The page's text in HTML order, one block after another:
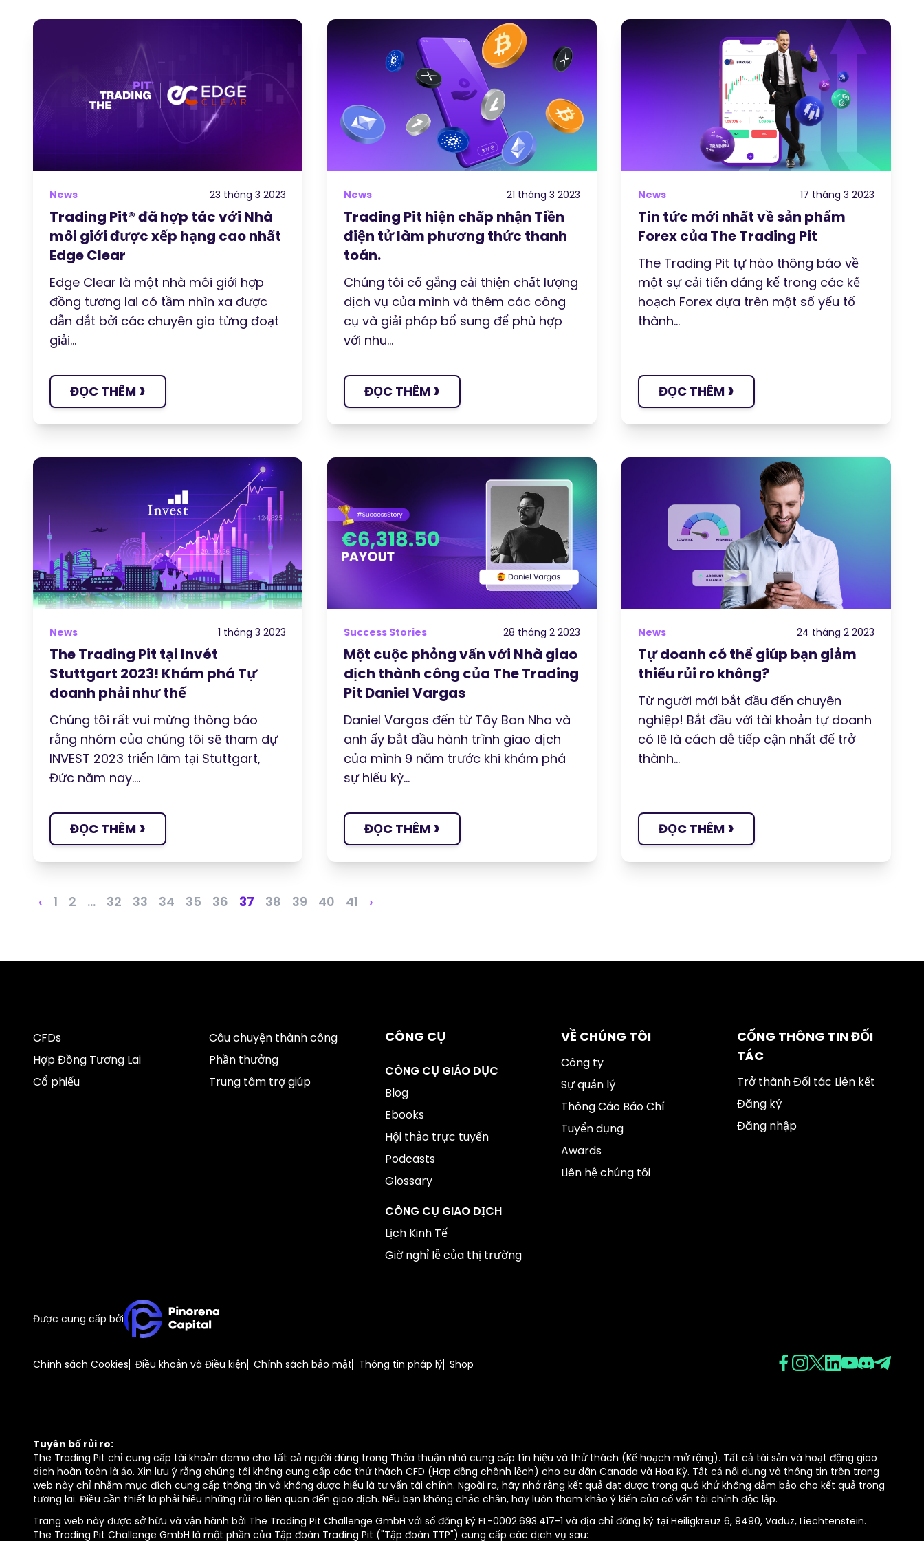
News 23 tháng 3 2023
Trading Pit® đã hợp tác với Nhà
môi giới được xếp hạng cao nhất
Edge Clear
Edge Clear là một nhà môi giới hợp
đồng tương lai có tầm nhìn xa được
dẫn dắt bởi các chuyên gia từng đoạt
giải...
ĐỌC THÊM ›
News 21 tháng 3 2023
Trading Pit hiện chấp nhận Tiền
điện tử làm phương thức thanh
toán.
Chúng tôi cố gắng cải thiện chất lượng
dịch vụ của mình và thêm các công
cụ và giải pháp bổ sung để phù hợp
với nhu...
ĐỌC THÊM ›
News 17 tháng 3 2023
Tin tức mới nhất về sản phẩm
Forex của The Trading Pit
The Trading Pit tự hào thông báo về
một sự cải tiến đáng kể trong các kế
hoạch Forex dựa trên một số yếu tố
thành...
ĐỌC THÊM ›
News 1 tháng 3 2023
The Trading Pit tại Invét
Stuttgart 2023! Khám phá Tự
doanh phải như thế
Chúng tôi rất vui mừng thông báo
rằng nhóm của chúng tôi sẽ tham dự
INVEST 2023 triển lãm tại Stuttgart,
Đức năm nay....
ĐỌC THÊM ›
Success Stories 28 tháng 2 2023
Một cuộc phỏng vấn với Nhà giao
dịch thành công của The Trading
Pit Daniel Vargas
Daniel Vargas đến từ Tây Ban Nha và
anh ấy bắt đầu hành trình giao dịch
của mình 9 năm trước khi khám phá
sự hiếu kỳ...
ĐỌC THÊM ›
News 24 tháng 2 2023
Tự doanh có thể giúp bạn giảm
thiểu rủi ro không?
Từ người mới bắt đầu đến chuyên
nghiệp! Bắt đầu với tài khoản tự doanh
có lẽ là cách dễ tiếp cận nhất để trở
thành...
ĐỌC THÊM ›
‹ 1 2 ... 32 33 34 35 36 37 38 39 40 41 ›
CFDs
Hợp Đồng Tương Lai
Cổ phiếu
Câu chuyện thành công
Phần thưởng
Trung tâm trợ giúp
CÔNG CỤ
CÔNG CỤ GIÁO DỤC
Blog
Ebooks
Hội thảo trực tuyến
Podcasts
Glossary
CÔNG CỤ GIAO DỊCH
Lịch Kinh Tế
Giờ nghỉ lễ của thị trường
VỀ CHÚNG TÔI
Công ty
Sự quản lý
Thông Cáo Báo Chí
Tuyển dụng
Awards
Liên hệ chúng tôi
CỔNG THÔNG TIN ĐỐI
TÁC
Trở thành Đối tác Liên kết
Đăng ký
Đăng nhập
Được cung cấp bởi
Chính sách Cookies Điều khoản và Điều kiện Chính sách bảo mật Thông tin pháp lý Shop
Tuyên bố rủi ro:
The Trading Pit chỉ cung cấp tài khoản demo cho tất cả người dùng trong Thỏa thuận nhà cung cấp tín hiệu và thử thách (Kế hoạch mở rộng). Tất cả tài sản và hoạt động giao
dịch hoàn toàn là ảo. Xin lưu ý rằng chúng tôi không cung cấp các thử thách CFD (Hợp đồng chênh lệch) cho cư dân Canada và Hoa Kỳ. Tất cả nội dung và thông tin trên trang
web này chỉ nhằm mục đích cung cấp thông tin và không được hiểu là tư vấn tài chính. Ngoài ra, hãy nhớ rằng kết quả đạt được trong quá khứ không đảm bảo cho kết quả trong
tương lai. Điều cần thiết là phải hiểu những rủi ro liên quan đến giao dịch. Nếu bạn không chắc chắn, hãy luôn tham khảo ý kiến của cố vấn tài chính độc lập.
Trang web này được sở hữu và vận hành bởi The Trading Pit Challenge GmbH với số đăng ký FL-0002.693.417-1 và địa chỉ đăng ký tại Heiligkreuz 6, 9490, Vaduz, Liechtenstein.
The Trading Pit Challenge GmbH là một phần của Tập đoàn Trading Pit ("Tập đoàn TTP") cung cấp các dịch vụ sau: